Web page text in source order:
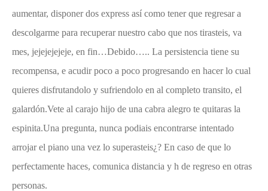
aumentar, disponer dos express así­ como tener que regresar a
descolgarme para recuperar nuestro cabo que nos tirasteis, va
mes, jejejejejeje, en fin…Debido….. La persistencia tiene su
recompensa, e acudir poco a poco progresando en hacer lo cual
quieres disfrutandolo y sufriendolo en al completo transito, el
galardón.Vete al carajo hijo de una cabra alegro te quitaras la
espinita.Una pregunta, nunca podiais encontrarse intentado
arrojar el piano una vez lo superasteis¿? En caso de que lo
perfectamente haces, comunica distancia y h de regreso en otras
personas.